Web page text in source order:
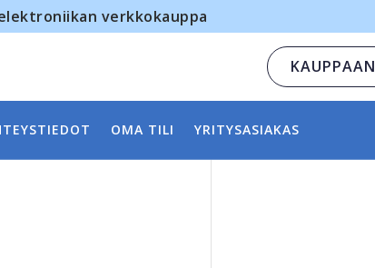
verkkokauppa
KAUPPAAN
OMA TILI YRITYSASIAKAS